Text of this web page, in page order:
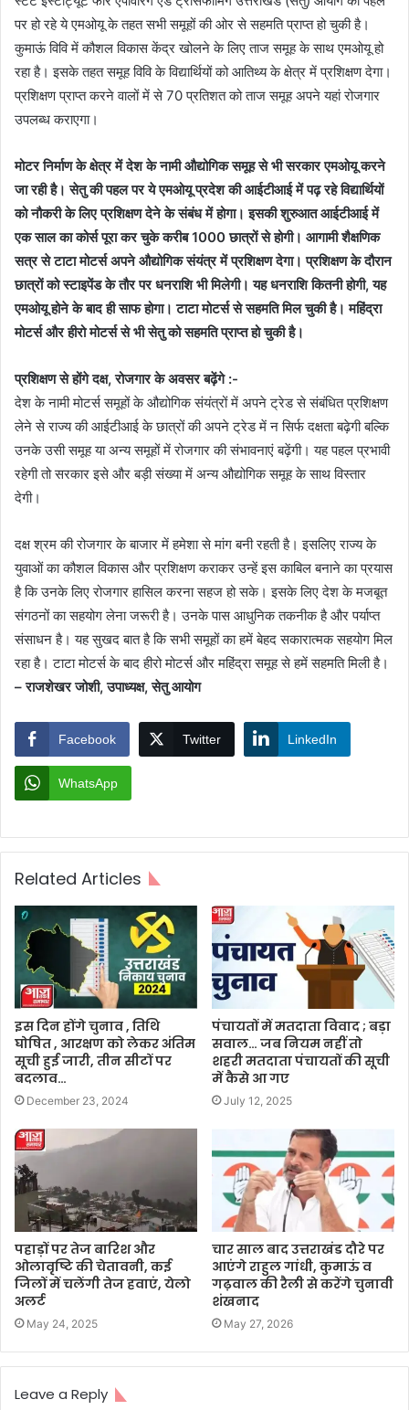
पर हो रहे ये एमओयू के तहत सभी समूहों की ओर से सहमति प्राप्त हो चुकी है।
कुमाऊं विवि में कौशल विकास केंद्र खोलने के लिए ताज समूह के साथ एमओयू हो
रहा है। इसके तहत समूह विवि के विद्यार्थियों को आतिथ्य के क्षेत्र में प्रशिक्षण देगा।
प्रशिक्षण प्राप्त करने वालों में से 70 प्रतिशत को ताज समूह अपने यहां रोजगार
उपलब्ध कराएगा।
मोटर निर्माण के क्षेत्र में देश के नामी औद्योगिक समूह से भी सरकार एमओयू करने
जा रही है। सेतु की पहल पर ये एमओयू प्रदेश की आईटीआई में पढ़ रहे विद्यार्थियों
को नौकरी के लिए प्रशिक्षण देने के संबंध में होगा। इसकी शुरुआत आईटीआई में
एक साल का कोर्स पूरा कर चुके करीब 1000 छात्रों से होगी। आगामी शैक्षणिक
सत्र से टाटा मोटर्स अपने औद्योगिक संयंत्र में प्रशिक्षण देगा। प्रशिक्षण के दौरान
छात्रों को स्टाइपेंड के तौर पर धनराशि भी मिलेगी। यह धनराशि कितनी होगी, यह
एमओयू होने के बाद ही साफ होगा। टाटा मोटर्स से सहमति मिल चुकी है। महिंद्रा
मोटर्स और हीरो मोटर्स से भी सेतु को सहमति प्राप्त हो चुकी है।
प्रशिक्षण से होंगे दक्ष, रोजगार के अवसर बढ़ेंगे :-
देश के नामी मोटर्स समूहों के औद्योगिक संयंत्रों में अपने ट्रेड से संबंधित प्रशिक्षण
लेने से राज्य की आईटीआई के छात्रों की अपने ट्रेड में न सिर्फ दक्षता बढ़ेगी बल्कि
उनके उसी समूह या अन्य समूहों में रोजगार की संभावनाएं बढ़ेंगी। यह पहल प्रभावी
रहेगी तो सरकार इसे और बड़ी संख्या में अन्य औद्योगिक समूह के साथ विस्तार
देगी।
दक्ष श्रम की रोजगार के बाजार में हमेशा से मांग बनी रहती है। इसलिए राज्य के
युवाओं का कौशल विकास और प्रशिक्षण कराकर उन्हें इस काबिल बनाने का प्रयास
है कि उनके लिए रोजगार हासिल करना सहज हो सके। इसके लिए देश के मजबूत
संगठनों का सहयोग लेना जरूरी है। उनके पास आधुनिक तकनीक है और पर्याप्त
संसाधन है। यह सुखद बात है कि सभी समूहों का हमें बेहद सकारात्मक सहयोग मिल
रहा है। टाटा मोटर्स के बाद हीरो मोटर्स और महिंद्रा समूह से हमें सहमति मिली है।
– राजशेखर जोशी, उपाध्यक्ष, सेतु आयोग
Facebook Twitter LinkedIn
WhatsApp
Related Articles
इस दिन होंगे चुनाव , तिथि
घोषित , आरक्षण को लेकर अंतिम
सूची हुई जारी, तीन सीटों पर
बदलाव…
December 23, 2024
पंचायतों में मतदाता विवाद ; बड़ा
सवाल… जब नियम नहीं तो
शहरी मतदाता पंचायतों की सूची
में कैसे आ गए
July 12, 2025
पहाड़ों पर तेज बारिश और
ओलावृष्टि की चेतावनी, कई
जिलों में चलेंगी तेज हवाएं, येलो
अलर्ट
May 24, 2025
चार साल बाद उत्तराखंड दौरे पर
आएंगे राहुल गांधी, कुमाऊं व
गढ़वाल की रैली से करेंगे चुनावी
शंखनाद
May 27, 2026
Leave a Reply